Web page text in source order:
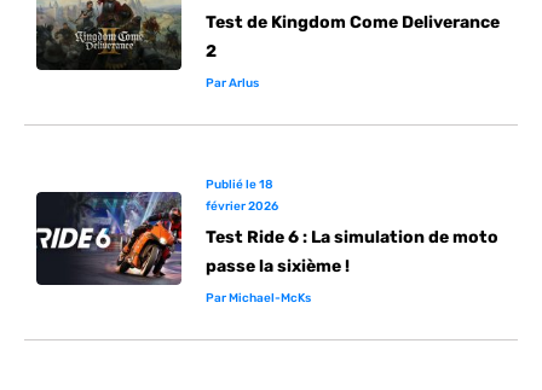
Test de Kingdom Come Deliverance
2
ParArlus
Publié le18
février 2026
Test Ride 6 : La simulation de moto
passe la sixième !
ParMichael-McKs